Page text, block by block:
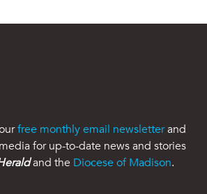
free monthly email newsletterand
for up-to-date news and stories
and the Diocese of Madison.